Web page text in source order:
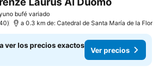
bufé variado
a 0.3 km de: Catedral de Santa María de la Flor
ver los precios exactos
Ver precios